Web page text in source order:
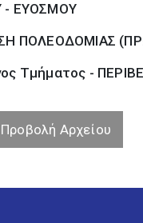
- ΕΥΟΣΜΟΥ
ΠΟΛΕΟΔΟΜΙΑΣ
Τμήματος -
Προβολή Αρχείου